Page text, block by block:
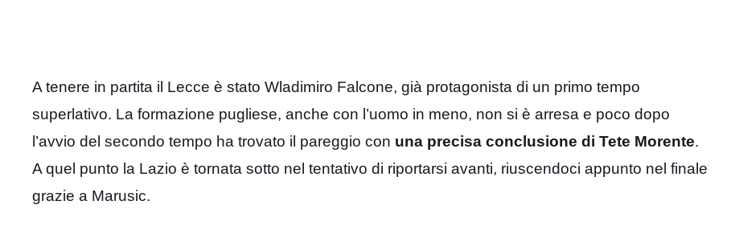
A tenere in partita il Lecce è stato Wladimiro Falcone, già protagonista di un primo tempo
superlativo. La formazione pugliese, anche con l’uomo in meno, non si è arresa e poco dopo
l’avvio del secondo tempo ha trovato il pareggio con una precisa conclusione di Tete Morente.
A quel punto la Lazio è tornata sotto nel tentativo di riportarsi avanti, riuscendoci appunto nel finale
grazie a Marusic.